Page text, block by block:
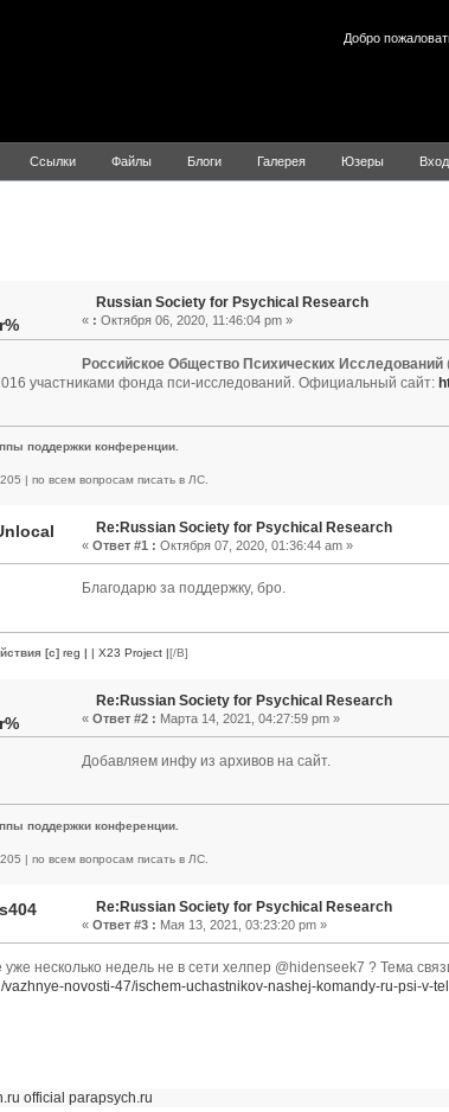
Добро
Ссылки Файлы Блоги Галерея Юзеры Вход
Russian Society for Psychical Research
« : Октября 06, 2020, 11:46:04 pm »
Российское Общество Психических Исследований
участниками фонда пси-исследований. Официальный сайт:
поддержки конференции.
| по всем вопросам писать в ЛС.
Re:Russian Society for Psychical Research
« Ответ #1 : Октября 07, 2020, 01:36:44 am »
Благодарю за поддержку, бро.
[c] reg | | X23 Project |[/B]
Re:Russian Society for Psychical Research
« Ответ #2 : Марта 14, 2021, 04:27:59 pm »
Добавляем инфу из архивов на сайт.
поддержки конференции.
| по всем вопросам писать в ЛС.
Re:Russian Society for Psychical Research
« Ответ #3 : Мая 13, 2021, 03:23:20 pm »
уже несколько недель не в сети хелпер @hidenseek7 ? Тема
vazhnye-novosti-47/ischem-uchastnikov-nashej-komandy-ru-psi-v-
official parapsych.ru